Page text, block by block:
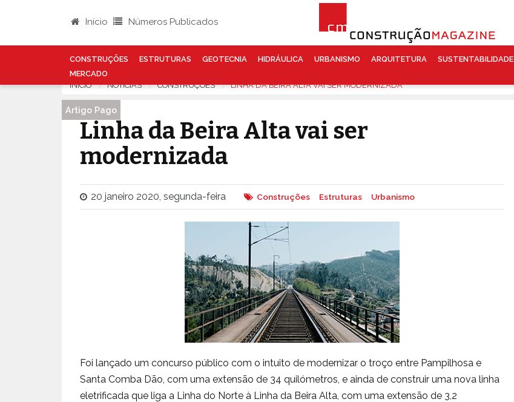
Início Números Publicados
CONSTRUÇÕES ESTRUTURAS GEOTECNIA HIDRÁULICA URBANISMO ARQUITETURA
SUSTENTABILIDADE
MERCADO
INÍCIO NOTÍCIAS CONSTRUÇÕES LINHA DA BEIRA ALTA VAI SER MODERNIZADA
Linha da Beira Alta vai ser
modernizada
Artigo Pago
20 janeiro 2020, segunda-feira Construções Estruturas Urbanismo
Foi lançado um concurso público com o intuito de modernizar o troço entre Pampilhosa e
Santa Comba Dão, com uma extensão de 34 quilómetros, e ainda de construir uma nova linha
eletrificada que liga a Linha do Norte à Linha da Beira Alta, com uma extensão de 3,2